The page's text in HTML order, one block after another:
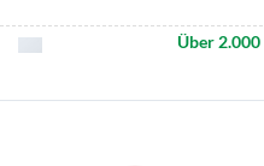
Über 2.000